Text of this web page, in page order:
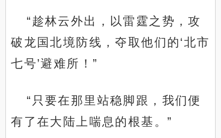
“趁林云外出，以雷霆之势，攻
破龙国北境防线，夺取他们的‘北市
七号’避难所！”
“只要在那里站稳脚跟，我们便
有了在大陆上喘息的根基。”